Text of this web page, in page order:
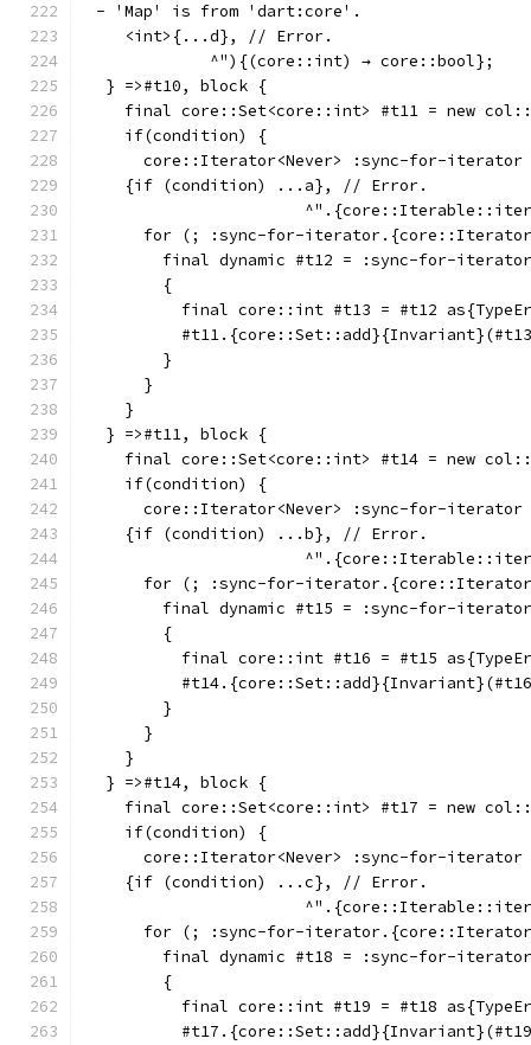
- 'Map' is from 'dart:core'.
    <int>{...d}, // Error.
             ^"){(core::int) → core::bool};
  } =>#t10, block {
final core::Set<core::int> #t11 = new
    if(condition) {
core::Iterator<Never> :sync-for-
    {if (condition) ...a}, // Error.
for (; :sync-for-
final dynamic #t12 = :sync-for-
        {
final core::int #t13 = #t12
        }
      }
    }
  } =>#t11, block {
final core::Set<core::int> #t14 = new
    if(condition) {
core::Iterator<Never> :sync-for-
    {if (condition) ...b}, // Error.
for (; :sync-for-
final dynamic #t15 = :sync-for-
        {
final core::int #t16 = #t15
        }
      }
    }
  } =>#t14, block {
final core::Set<core::int> #t17 = new
    if(condition) {
core::Iterator<Never> :sync-for-
    {if (condition) ...c}, // Error.
for (; :sync-for-
final dynamic #t18 = :sync-for-
        {
final core::int #t19 = #t18